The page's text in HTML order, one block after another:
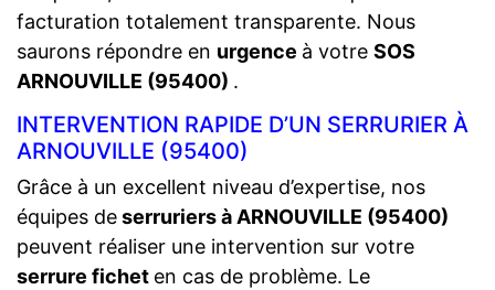
facturation totalement transparente. Nous
saurons répondre en urgence à votre SOS
ARNOUVILLE (95400) .
INTERVENTION RAPIDE D’UN SERRURIER À
ARNOUVILLE (95400)
Grâce à un excellent niveau d’expertise, nos
équipes deserruriers à ARNOUVILLE (95400)
peuvent réaliser une intervention sur votre
serrure fichet en cas de problème. Le